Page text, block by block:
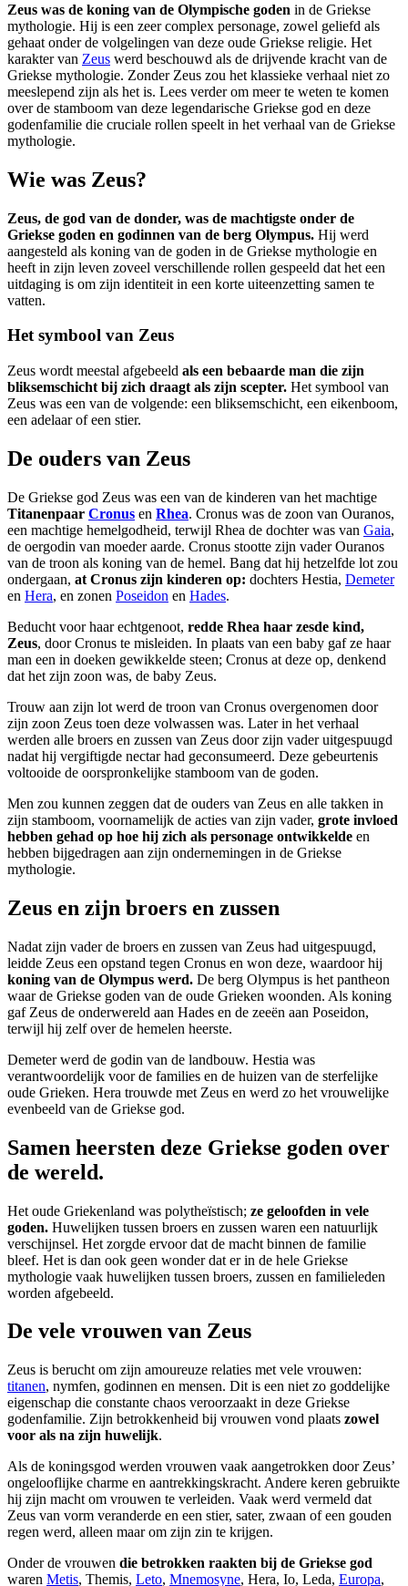
Zeus was de koning van de Olympische goden in de Griekse
mythologie. Hij is een zeer complex personage, zowel geliefd als
gehaat onder de volgelingen van deze oude Griekse religie. Het
karakter van Zeus werd beschouwd als de drijvende kracht van de
Griekse mythologie. Zonder Zeus zou het klassieke verhaal niet zo
meeslepend zijn als het is. Lees verder om meer te weten te komen
over de stamboom van deze legendarische Griekse god en deze
godenfamilie die cruciale rollen speelt in het verhaal van de Griekse
mythologie.
Wie was Zeus?
Zeus, de god van de donder, was de machtigste onder de
Griekse goden en godinnen van de berg Olympus. Hij werd
aangesteld als koning van de goden in de Griekse mythologie en
heeft in zijn leven zoveel verschillende rollen gespeeld dat het een
uitdaging is om zijn identiteit in een korte uiteenzetting samen te
vatten.
Het symbool van Zeus
Zeus wordt meestal afgebeeld als een bebaarde man die zijn
bliksemschicht bij zich draagt als zijn scepter. Het symbool van
Zeus was een van de volgende: een bliksemschicht, een eikenboom,
een adelaar of een stier.
De ouders van Zeus
De Griekse god Zeus was een van de kinderen van het machtige
Titanenpaar Cronus en Rhea. Cronus was de zoon van Ouranos,
een machtige hemelgodheid, terwijl Rhea de dochter was van Gaia,
de oergodin van moeder aarde. Cronus stootte zijn vader Ouranos
van de troon als koning van de hemel. Bang dat hij hetzelfde lot zou
ondergaan, at Cronus zijn kinderen op: dochters Hestia, Demeter
en Hera, en zonen Poseidon en Hades.
Beducht voor haar echtgenoot, redde Rhea haar zesde kind,
Zeus, door Cronus te misleiden. In plaats van een baby gaf ze haar
man een in doeken gewikkelde steen; Cronus at deze op, denkend
dat het zijn zoon was, de baby Zeus.
Trouw aan zijn lot werd de troon van Cronus overgenomen door
zijn zoon Zeus toen deze volwassen was. Later in het verhaal
werden alle broers en zussen van Zeus door zijn vader uitgespuugd
nadat hij vergiftigde nectar had geconsumeerd. Deze gebeurtenis
voltooide de oorspronkelijke stamboom van de goden.
Men zou kunnen zeggen dat de ouders van Zeus en alle takken in
zijn stamboom, voornamelijk de acties van zijn vader, grote invloed
hebben gehad op hoe hij zich als personage ontwikkelde en
hebben bijgedragen aan zijn ondernemingen in de Griekse
mythologie.
Zeus en zijn broers en zussen
Nadat zijn vader de broers en zussen van Zeus had uitgespuugd,
leidde Zeus een opstand tegen Cronus en won deze, waardoor hij
koning van de Olympus werd. De berg Olympus is het pantheon
waar de Griekse goden van de oude Grieken woonden. Als koning
gaf Zeus de onderwereld aan Hades en de zeeën aan Poseidon,
terwijl hij zelf over de hemelen heerste.
Demeter werd de godin van de landbouw. Hestia was
verantwoordelijk voor de families en de huizen van de sterfelijke
oude Grieken. Hera trouwde met Zeus en werd zo het vrouwelijke
evenbeeld van de Griekse god.
Samen heersten deze Griekse goden over
de wereld.
Het oude Griekenland was polytheïstisch; ze geloofden in vele
goden. Huwelijken tussen broers en zussen waren een natuurlijk
verschijnsel. Het zorgde ervoor dat de macht binnen de familie
bleef. Het is dan ook geen wonder dat er in de hele Griekse
mythologie vaak huwelijken tussen broers, zussen en familieleden
worden afgebeeld.
De vele vrouwen van Zeus
Zeus is berucht om zijn amoureuze relaties met vele vrouwen:
titanen, nymfen, godinnen en mensen. Dit is een niet zo goddelijke
eigenschap die constante chaos veroorzaakt in deze Griekse
godenfamilie. Zijn betrokkenheid bij vrouwen vond plaats zowel
voor als na zijn huwelijk.
Als de koningsgod werden vrouwen vaak aangetrokken door Zeus’
ongelooflijke charme en aantrekkingskracht. Andere keren gebruikte
hij zijn macht om vrouwen te verleiden. Vaak werd vermeld dat
Zeus van vorm veranderde en een stier, sater, zwaan of een gouden
regen werd, alleen maar om zijn zin te krijgen.
Onder de vrouwen die betrokken raakten bij de Griekse god
waren Metis, Themis, Leto, Mnemosyne, Hera, Io, Leda, Europa,